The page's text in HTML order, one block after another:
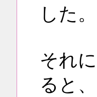
した。
それ
ると